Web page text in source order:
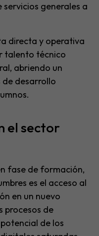
generales a
directa y operativa
talento técnico
abriendo un
desarrollo
el sector
fase de formación,
es el acceso al
en un nuevo
procesos de
de los